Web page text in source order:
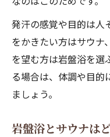
発汗の感覚や目的は人
をかきたい方はサウナ
を望む方は岩盤浴を選
る場合は、体調や目的
ましょう。
岩盤浴とサウナは